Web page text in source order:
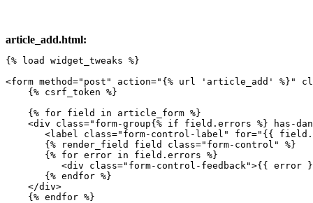
article_add.html:
{% load widget_tweaks %}
<form method="post" action="{% url 'article_add' %}"
    {% csrf_token %}
    {% for field in article_form %}
<div class="form-group{% if field.errors %} has-
<label class="form-control-label" for="{{
       {% render_field field class="form-control" %}
       {% for error in field.errors %}
<div class="form-control-feedback">{{ error
       {% endfor %}
    </div>
    {% endfor %}